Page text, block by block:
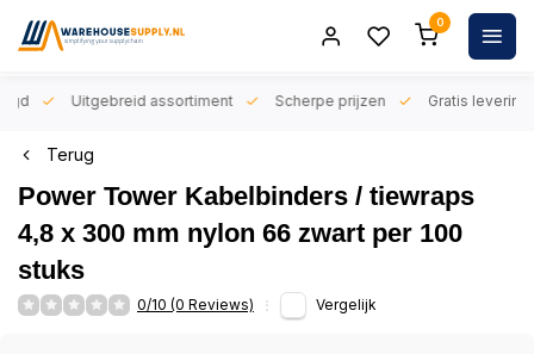
0
Uitgebreid assortiment Scherpe prijzen Gratis levering
Terug
Power Tower Kabelbinders / tiewraps
4,8 x 300 mm nylon 66 zwart per 100
stuks
0/10 (0 Reviews) Vergelijk